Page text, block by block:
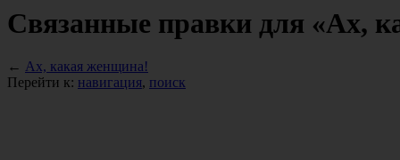
Связанные правки для «Ах,
← Ах, какая женщина!
Перейти к: навигация, поиск